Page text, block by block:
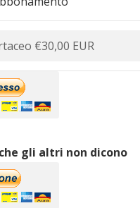
gli altri non dicono